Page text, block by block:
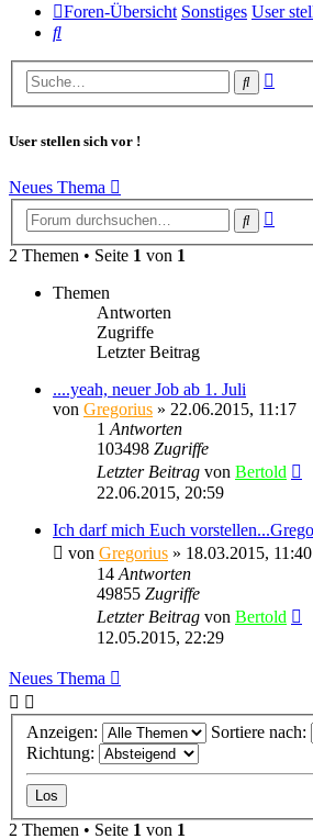
Foren-Übersicht Sonstiges User
Suche
Suche
User stellen sich vor !
Neues Thema
Suche
2 Themen • Seite 1 von 1
Themen
Antworten
Zugriffe
Letzter Beitrag
....yeah, neuer Job ab 1. Juli
von Gregorius » 22.06.2015, 11:17
1Antworten
103498 Zugriffe
Letzter Beitrag von Bertold
22.06.2015, 20:59
Ich darf mich Euch
von Gregorius » 18.03.2015, 11:40
14Antworten
49855 Zugriffe
Letzter Beitrag von Bertold
12.05.2015, 22:29
Neues Thema
Anzeigen:
Sortiere nach:
Richtung:
2 Themen • Seite 1 von 1